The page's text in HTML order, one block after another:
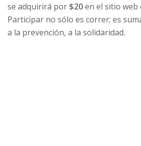
se adquirirá por $20en el sitio web
Participar no sólo es correr; es
a la prevención, a la solidaridad.